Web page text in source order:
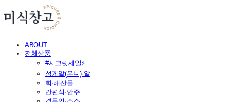
ABOUT
전체상품
#시크릿세일⚡
성게알(우니)·알
회·해산물
간편식·안주